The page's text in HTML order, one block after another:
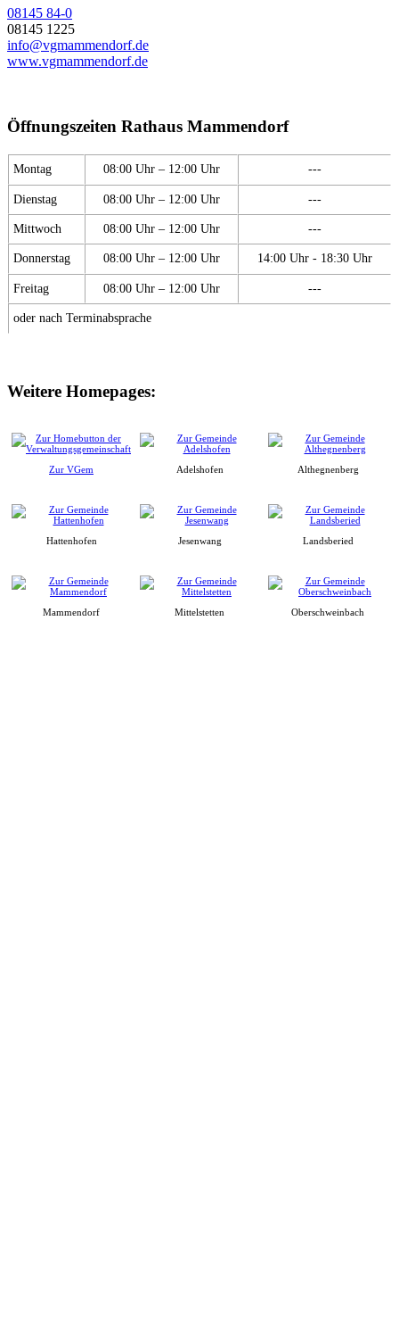
08145 84-0
08145 1225
info@vgmammendorf.de
www.vgmammendorf.de
Öffnungszeiten Rathaus Mammendorf
Montag 08:00 Uhr – 12:00 Uhr ---
Dienstag 08:00 Uhr – 12:00 Uhr ---
Mittwoch 08:00 Uhr – 12:00 Uhr ---
Donnerstag 08:00 Uhr – 12:00 Uhr 14:00 Uhr - 18:30 Uhr
Freitag 08:00 Uhr – 12:00 Uhr ---
oder nach Terminabsprache
Weitere Homepages:
Zur VGem Adelshofen Althegnenberg
Hattenhofen Jesenwang Landsberied
Mammendorf Mittelstetten Oberschweinbach